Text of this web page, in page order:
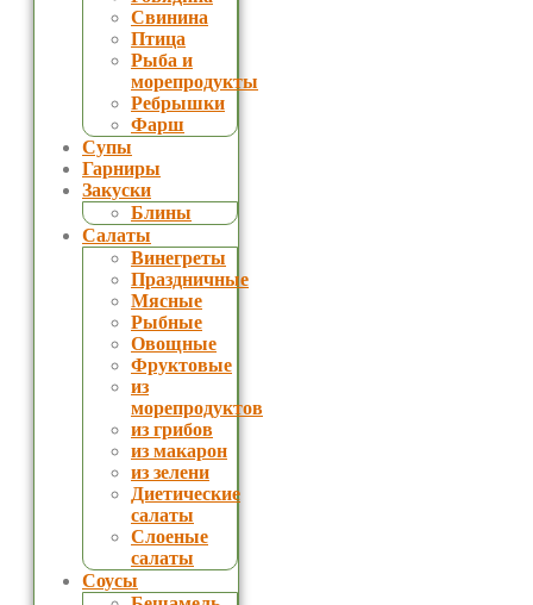
Свинина
Птица
Рыба и
морепродукты
Ребрышки
Фарш
Супы
Гарниры
Закуски
Блины
Салаты
Винегреты
Праздничные
Мясные
Рыбные
Овощные
Фруктовые
из
морепродуктов
из грибов
из макарон
из зелени
Диетические
салаты
Слоеные
салаты
Соусы